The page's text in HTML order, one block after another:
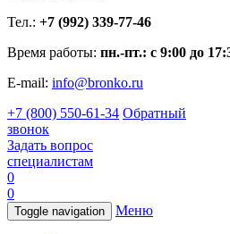
Тел.: +7 (992) 339-77-46
Время работы: пн.-пт.: с 9:00 до
E-mail: info@bronko.ru
+7 (800) 550-61-34 Обратный
звонок
Задать вопрос
специалистам
0
0
Toggle navigation Меню